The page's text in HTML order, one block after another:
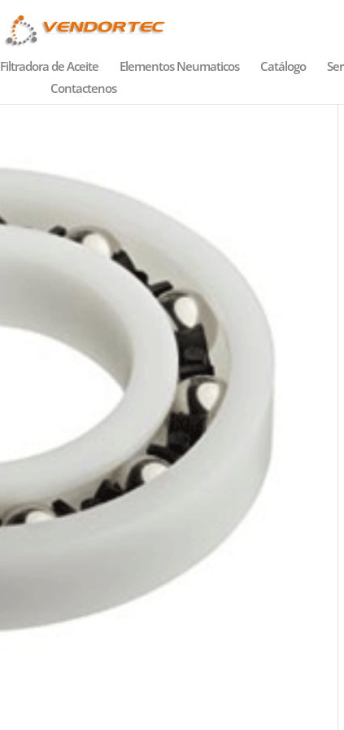
Filtradora de Aceite Elementos Neumaticos Catálogo
Contactenos